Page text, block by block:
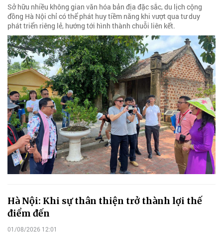
Sở hữu nhiều không gian văn hóa bản địa đặc sắc, du lịch cộng
đồng Hà Nội chỉ có thể phát huy tiềm năng khi vượt qua tư duy
phát triển riêng lẻ, hướng tới hình thành chuỗi liên kết.
Hà Nội: Khi sự thân thiện trở thành lợi thế
điểm đến
01/08/2026 12:01